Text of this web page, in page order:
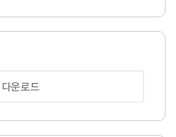
다운로드